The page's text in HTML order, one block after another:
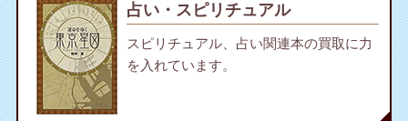
占い・スピリチュアル
スピリチュアル、占い関連本の買取に力
を入れています。